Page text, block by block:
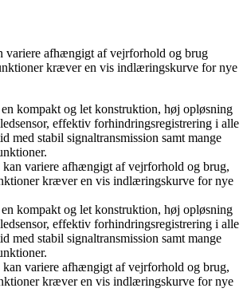
variere afhængigt af vejrforhold og brug
kræver en vis indlæringskurve for nye
kompakt og let konstruktion, høj opløsning
effektiv forhindringsregistrering i alle
med stabil signaltransmission samt mange
variere afhængigt af vejrforhold og brug,
kræver en vis indlæringskurve for nye
kompakt og let konstruktion, høj opløsning
effektiv forhindringsregistrering i alle
med stabil signaltransmission samt mange
variere afhængigt af vejrforhold og brug,
kræver en vis indlæringskurve for nye